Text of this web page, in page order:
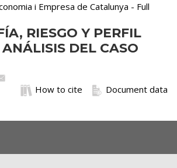
i Empresa de Catalunya - Full
RIESGO Y PERFIL
DEL CASO
Document data
How to cite